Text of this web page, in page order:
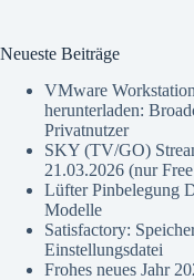
Neueste Beiträge
VMware
herunterladen:
Privatnutzer
SKY (TV/GO)
21.03.2026 (nur
Lüfter Pinbelegung
Modelle
Satisfactory:
Einstellungsdatei
Frohes neues Jahr